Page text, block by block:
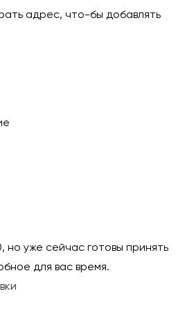
адрес, что-бы добавлять
уже сейчас готовы принять
для вас время.